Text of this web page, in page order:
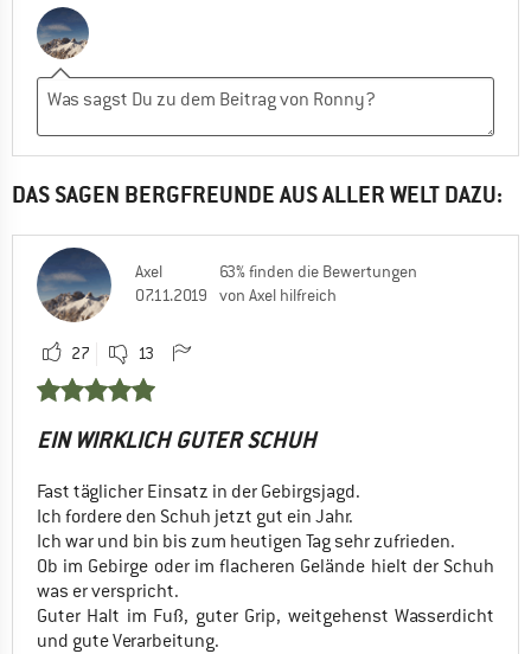
DAS SAGEN BERGFREUNDE AUS ALLER WELT DAZU:
Axel
07.11.2019
63% finden die Bewertungen
von Axel hilfreich
27 13
EIN WIRKLICH GUTER SCHUH
Fast täglicher Einsatz in der Gebirgsjagd.
Ich fordere den Schuh jetzt gut ein Jahr.
Ich war und bin bis zum heutigen Tag sehr zufrieden.
Ob im Gebirge oder im flacheren Gelände hielt der Schuh
was er verspricht.
Guter Halt im Fuß, guter Grip, weitgehenst Wasserdicht
und gute Verarbeitung.